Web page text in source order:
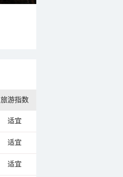
旅游指数
适宜
适宜
适宜